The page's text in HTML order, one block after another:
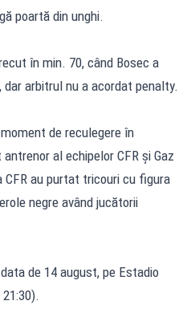
poartă din unghi.
în min. 70, când Bosec a
arbitrul nu a acordat penalty.
de reculegere în
al echipelor CFR și Gaz
au purtat tricouri cu figura
negre având jucătorii
de 14 august, pe Estadio